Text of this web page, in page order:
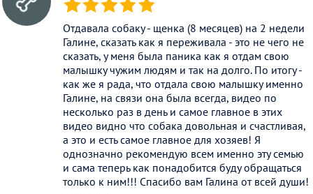
(*) (*) (*) (*) (*)
Отдавала собаку - щенка (8 месяцев) на 2 недели
Галине, сказать как я переживала - это не чего не
сказать, у меня была паника как я отдам свою
малышку чужим людям и так на долго. По итогу -
как же я рада, что отдала свою малышку именно
Галине, на связи она была всегда, видео по
несколько раз в день и самое главное в этих
видео видно что собака довольная и счастливая,
а это и есть самое главное для хозяев! Я
однозначно рекомендую всем именно эту семью
и сама теперь как понадобится буду обращаться
только к ним!!! Спасибо вам Галина от всей души!